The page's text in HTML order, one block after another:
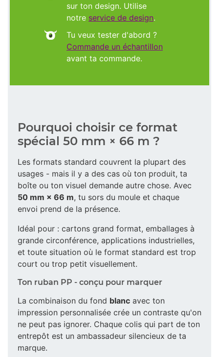
sur ton design. Utilise
notre service de design.
Tu veux tester d'abord ?
Commande un échantillon
avant ta commande.
Pourquoi choisir ce format
spécial 50 mm × 66 m ?
Les formats standard couvrent la plupart des
usages - mais il y a des cas où ton produit, ta
boîte ou ton visuel demande autre chose. Avec
50 mm × 66 m, tu sors du moule et chaque
envoi prend de la présence.
Idéal pour : cartons grand format, emballages à
grande circonférence, applications industrielles,
et toute situation où le format standard est trop
court ou trop petit visuellement.
Ton ruban PP - conçu pour marquer
La combinaison du fond blanc avec ton
impression personnalisée crée un contraste qu'on
ne peut pas ignorer. Chaque colis qui part de ton
entrepôt est un ambassadeur silencieux de ta
marque.